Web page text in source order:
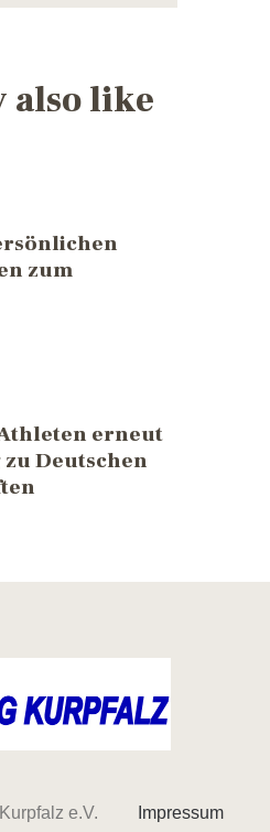
also like
zum
erneut
zu Deutschen
e.V. Impressum